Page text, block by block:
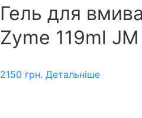
Гель для
Zyme 119ml JM
2150 грн. Детальніше